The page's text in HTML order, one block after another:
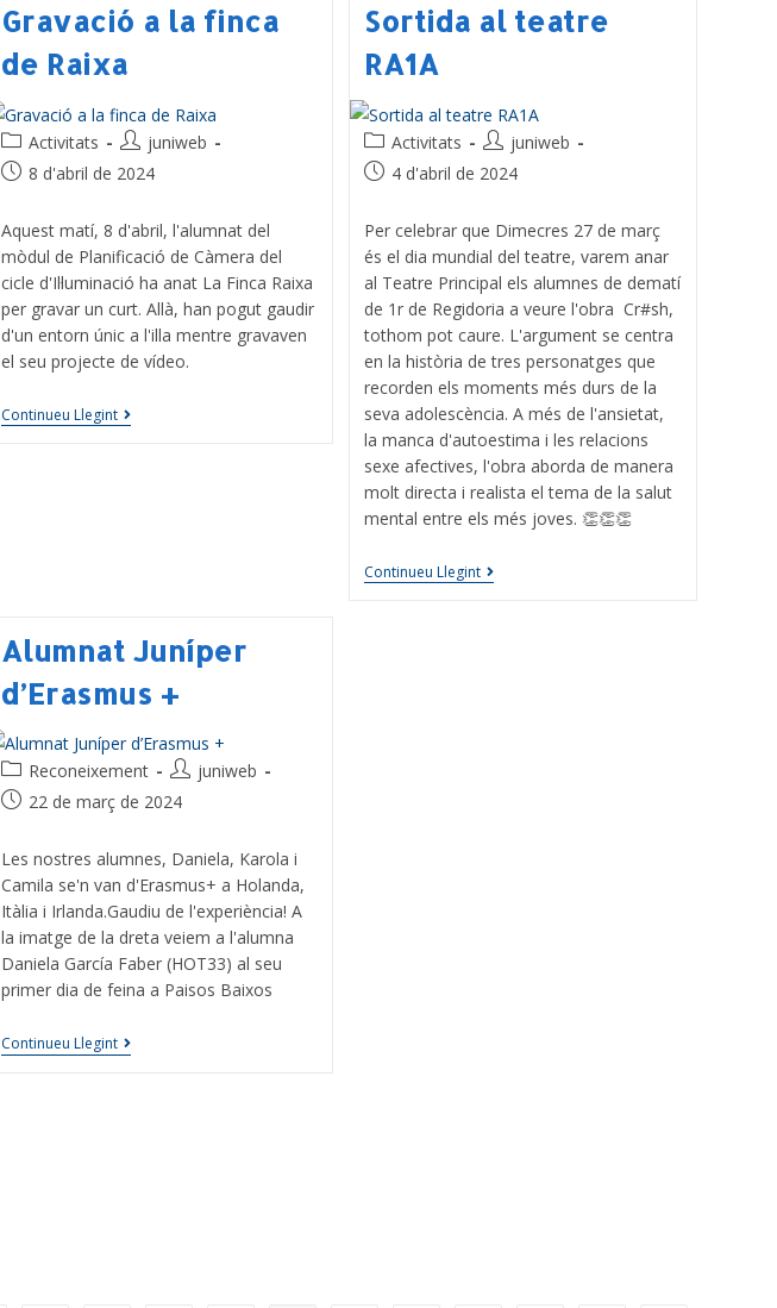
Gravació a la finca
de Raixa
Activitats
juniweb
8 d'abril de 2024
Aquest matí, 8 d'abril, l'alumnat del
mòdul de Planificació de Càmera del
cicle d'Il·luminació ha anat La Finca Raixa
per gravar un curt. Allà, han pogut gaudir
d'un entorn únic a l'illa mentre gravaven
el seu projecte de vídeo.
Continueu Llegint
Sortida al teatre
RA1A
Activitats
juniweb
4 d'abril de 2024
Per celebrar que Dimecres 27 de març
és el dia mundial del teatre, varem anar
al Teatre Principal els alumnes de dematí
de 1r de Regidoria a veure l'obra Cr#sh,
tothom pot caure. L'argument se centra
en la història de tres personatges que
recorden els moments més durs de la
seva adolescència. A més de l'ansietat,
la manca d'autoestima i les relacions
sexe afectives, l'obra aborda de manera
molt directa i realista el tema de la salut
mental entre els més joves. 👏👏👏
Continueu Llegint
Alumnat Juníper
d’Erasmus +
Reconeixement
juniweb
22 de març de 2024
Les nostres alumnes, Daniela, Karola i
Camila se'n van d'Erasmus+ a Holanda,
Itàlia i Irlanda.Gaudiu de l'experiència! A
la imatge de la dreta veiem a l'alumna
Daniela García Faber (HOT33) al seu
primer dia de feina a Paisos Baixos
Continueu Llegint